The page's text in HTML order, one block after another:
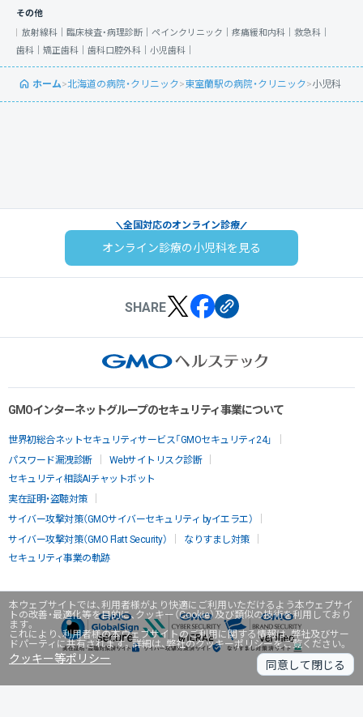
本ウェブサイトでは、利用者様がより快適にご利用いただけるよう本ウェブサイ
トの改善・最適化等を目的に、クッキー（Cookie）及び類似の技術を利用しており
ます。
これにより、利用者様の本ウェブサイトのご利用に関する情報は、弊社及びサー
ドパーティに共有されます。詳細は、弊社のクッキーポリシーをご覧ください。
クッキー等ポリシー 同意して閉じる
その他
放射線科｜ 臨床検査・病理診断｜ ペインクリニック｜ 疼痛緩和内科｜ 救急科｜
歯科｜ 矯正歯科｜ 歯科口腔外科｜ 小児歯科｜
ホーム>北海道の病院・クリニック>東室蘭駅の病院・クリニック>小児科
全国対応のオンライン診療
オンライン診療の小児科を見る
SHARE
GMOインターネットグループのセキュリティ事業について
世界初総合ネットセキュリティサービス「GMOセキュリティ24」
パスワード漏洩診断
Webサイトリスク診断
セキュリティ相談AIチャットボット
実在証明・盗聴対策
サイバー攻撃対策（GMOサイバーセキュリティ byイエラエ）
サイバー攻撃対策（GMO Flatt Security）
なりすまし対策
セキュリティ事業の軌跡